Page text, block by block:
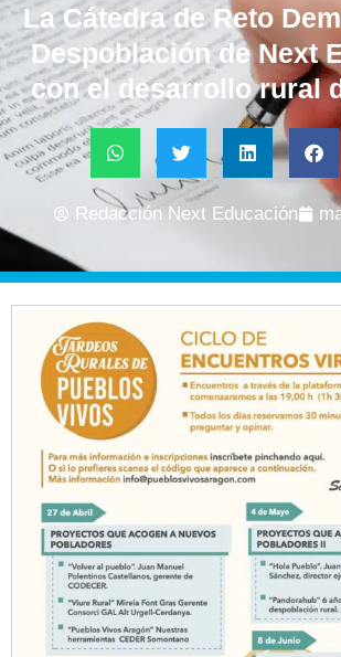
La Cátedra de Reto
Despoblación de Next
con el desarrollo rural
Redacción Next Educación